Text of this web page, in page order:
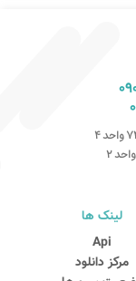
لینک ها
Api
مرکز دانلود